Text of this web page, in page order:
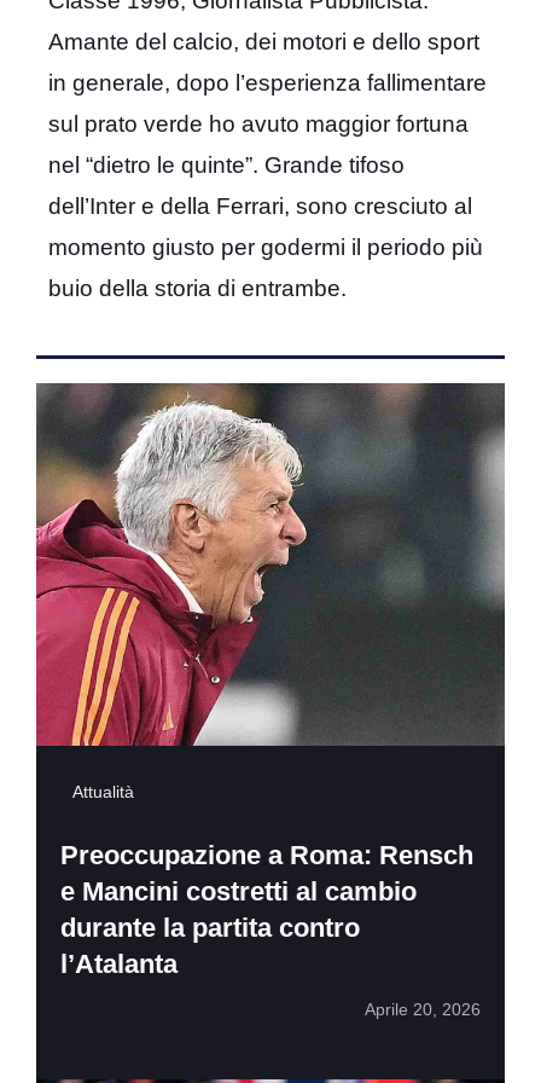
Amante del calcio, dei motori e dello sport
in generale, dopo l’esperienza fallimentare
sul prato verde ho avuto maggior fortuna
nel “dietro le quinte”. Grande tifoso
dell’Inter e della Ferrari, sono cresciuto al
momento giusto per godermi il periodo più
buio della storia di entrambe.
Attualità
Preoccupazione a Roma: Rensch
e Mancini costretti al cambio
durante la partita contro
l’Atalanta
Aprile 20, 2026